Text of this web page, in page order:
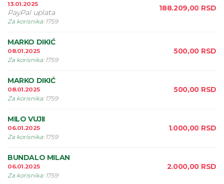
13.01.2025
PayPal uplata
Za korisnika: 1759
188.209,00 RSD
MARKO DIKIĆ
08.01.2025
Za korisnika: 1759
500,00 RSD
MARKO DIKIĆ
08.01.2025
Za korisnika: 1759
500,00 RSD
MILO VUJII
06.01.2025
Za korisnika: 1759
1.000,00 RSD
BUNDALO MILAN
06.01.2025
Za korisnika: 1759
2.000,00 RSD